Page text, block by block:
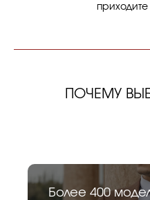
приходите
ПОЧЕМУ
Более 400